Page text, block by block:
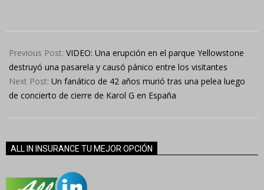
07-
24
Previous Post: VIDEO: Una erupción en el parque Yellowstone
destruyó una pasarela y causó pánico entre los visitantes
Next Post: Un fanático de 42 años murió tras una pelea luego
de concierto de cierre de Karol G en España
ALL IN INSURANCE TU MEJOR OPCIÓN